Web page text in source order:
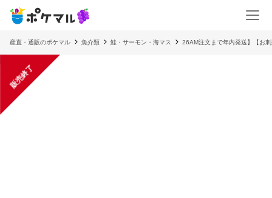
産直・通販のポケマル 魚介類 鮭・サーモン・海マス 26AM注文まで年内発送】【お
販売終了